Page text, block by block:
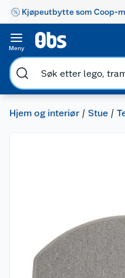
Kjøpeutbytte som Coop-
Meny
Hjem og interiør Stue